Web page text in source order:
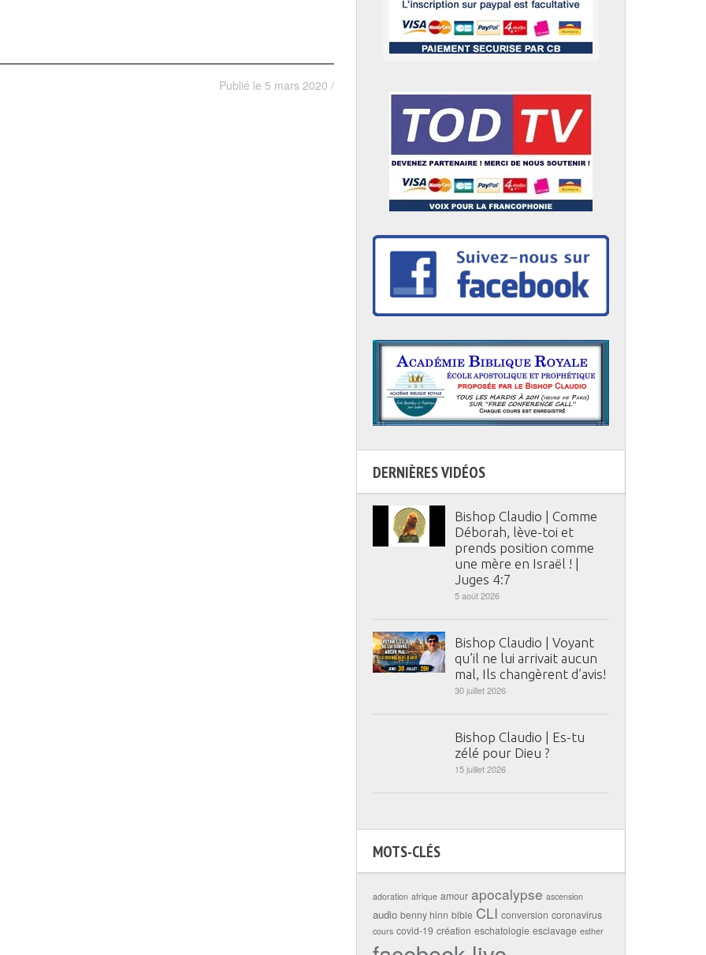
Publié le 5 mars 2020 /
DERNIÈRES VIDÉOS
Bishop Claudio | Comme
Déborah, lève-toi et
prends position comme
une mère en Israël ! |
Juges 4:7
5 août 2026
Bishop Claudio | Voyant
qu’il ne lui arrivait aucun
mal, Ils changèrent d’avis!
30 juillet 2026
Bishop Claudio | Es-tu
zélé pour Dieu ?
15 juillet 2026
MOTS-CLÉS
adoration afrique amour apocalypse ascension
audio benny hinn bible CLI conversion coronavirus
cours covid-19 création eschatologie esclavage esther